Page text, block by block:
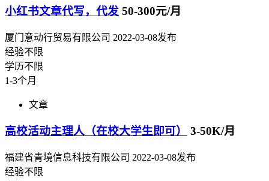
小红书文章代写，代发 50-300元/月
厦门意动行贸易有限公司 2022-03-08发布
经验不限
学历不限
1-3个月
文章
高校活动主理人（在校大学生即可） 3-50K/月
福建省青境信息科技有限公司 2022-03-08发布
经验不限